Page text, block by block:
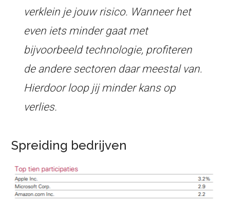
verklein je jouw risico. Wanneer het
even iets minder gaat met
bijvoorbeeld technologie, profiteren
de andere sectoren daar meestal van.
Hierdoor loop jij minder kans op
verlies.
Spreiding bedrijven